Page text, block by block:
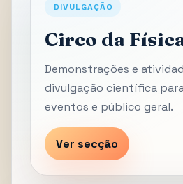
DIVULGAÇÃO
Circo da
Demonstrações e
divulgação científica
eventos e público geral.
Ver secção